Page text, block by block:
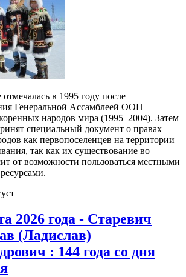
в 1995 году после
Генеральной Ассамблеей ООН
народов мира (1995–2004). Затем
специальный документ о правах
как первопоселенцев на территории
так как их существование во
от возможности пользоваться местными
2026 года - Старевич
(Ладислав)
: 144 года со дня